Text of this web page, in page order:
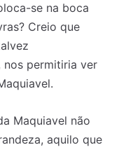
se na boca
Creio que
permitiria ver
Maquiavel não
aquilo que